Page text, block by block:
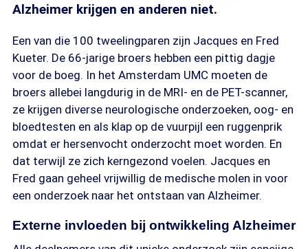
Alzheimer krijgen en anderen niet.
Een van die 100 tweelingparen zijn Jacques en Fred
Kueter. De 66-jarige broers hebben een pittig dagje
voor de boeg. In het Amsterdam UMC moeten de
broers allebei langdurig in de MRI- en de PET-scanner,
ze krijgen diverse neurologische onderzoeken, oog- en
bloedtesten en als klap op de vuurpijl een ruggenprik
omdat er hersenvocht onderzocht moet worden. En
dat terwijl ze zich kerngezond voelen. Jacques en
Fred gaan geheel vrijwillig de medische molen in voor
een onderzoek naar het ontstaan van Alzheimer.
Externe invloeden bij ontwikkeling Alzheimer